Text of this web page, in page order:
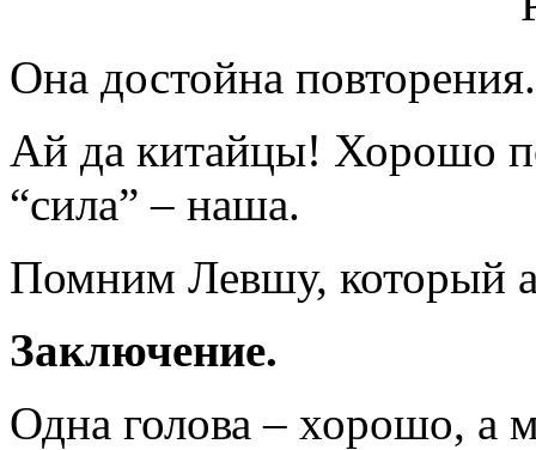
Она достойна повторения.
Ай да китайцы! Хорошо
“сила” – наша.
Помним Левшу, который
Заключение.
Одна голова – хорошо,